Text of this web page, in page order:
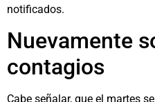
notificados.
Nuevamente
contagios
Cabe señalar, que el martes